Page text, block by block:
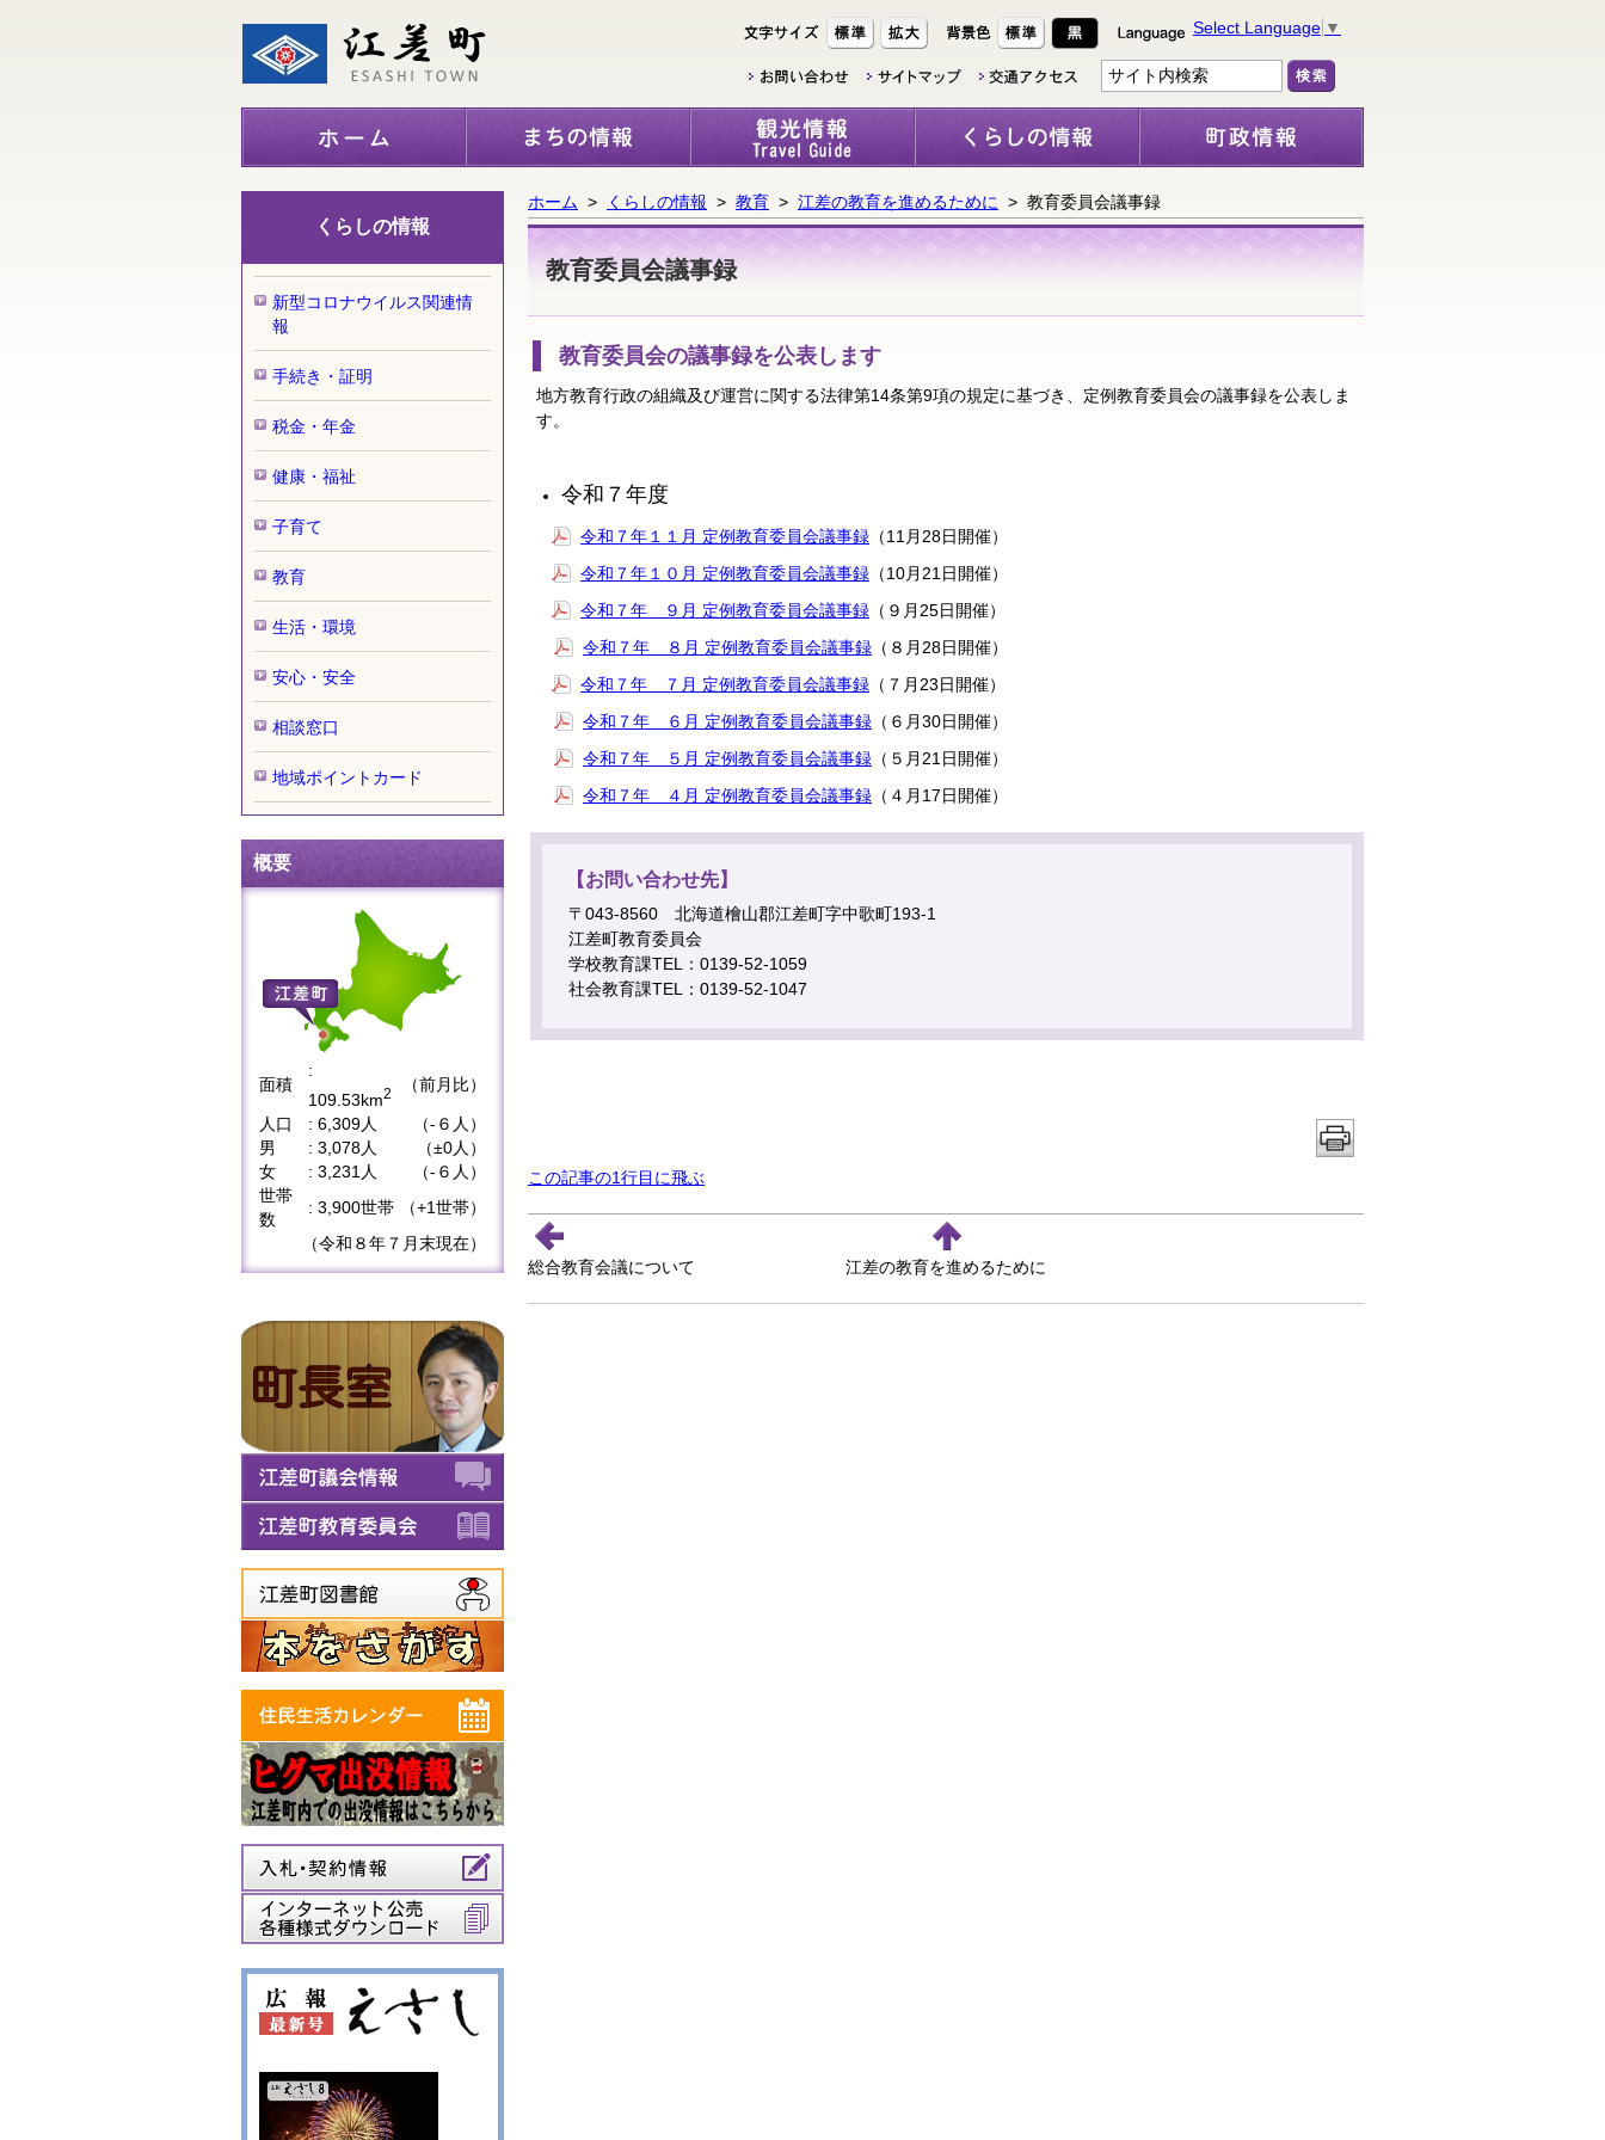
Select Language ▼
ホーム > くらしの情報 > 教育 > 江差の教育を進めるために > 教育委員会議事録
教育委員会議事録
教育委員会の議事録を公表します
地方教育行政の組織及び運営に関する法律第14条第9項の規定に基づき、定例教育委員会の議事録を公表しま
す。
令和７年度
令和７年１１月 定例教育委員会議事録 （11月28日開催）
令和７年１０月 定例教育委員会議事録 （10月21日開催）
令和７年 ９月 定例教育委員会議事録 （９月25日開催）
令和７年 ８月 定例教育委員会議事録 （８月28日開催）
令和７年 ７月 定例教育委員会議事録 （７月23日開催）
令和７年 ６月 定例教育委員会議事録 （６月30日開催）
令和７年 ５月 定例教育委員会議事録 （５月21日開催）
令和７年 ４月 定例教育委員会議事録 （４月17日開催）
【お問い合わせ先】
〒043-8560 北海道檜山郡江差町字中歌町193-1
江差町教育委員会
学校教育課TEL：0139-52-1059
社会教育課TEL：0139-52-1047
この記事の1行目に飛ぶ
総合教育会議について 江差の教育を進めるために
くらしの情報
新型コロナウイルス関連情
報
手続き・証明
税金・年金
健康・福祉
子育て
教育
生活・環境
安心・安全
相談窓口
地域ポイントカード
概要
面積
:
109.53km2 （前月比）
人口 : 6,309人
（-６人）
男
: 3,078人
（±0人）
女
: 3,231人
（-６人）
世帯
数
: 3,900世帯
（+1世帯）
（令和８年７月末現在）